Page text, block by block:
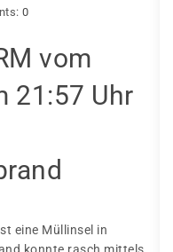
0
vom
21:57 Uhr
eine Müllinsel in